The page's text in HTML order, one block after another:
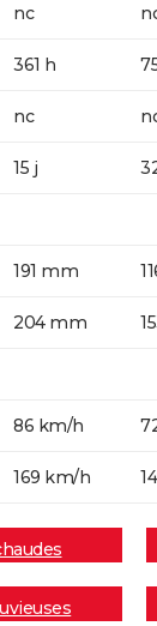
nc
361 h
nc
15 j
191 mm
204 mm
86 km/h
169 km/h